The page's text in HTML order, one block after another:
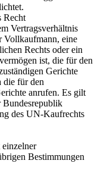
Recht
Vertragsverhältnis
Vollkaufmann, eine
Rechts oder ein
ist, die für den
Gerichte
die für den
anrufen. Es gilt
Bundesrepublik
des UN-Kaufrechts
Bestimmungen